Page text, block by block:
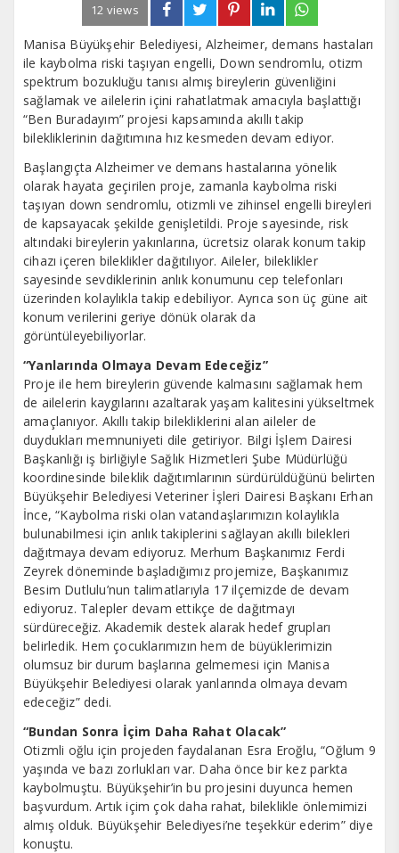
12 views
Manisa Büyükşehir Belediyesi, Alzheimer, demans hastaları
ile kaybolma riski taşıyan engelli, Down sendromlu, otizm
spektrum bozukluğu tanısı almış bireylerin güvenliğini
sağlamak ve ailelerin içini rahatlatmak amacıyla başlattığı
“Ben Buradayım” projesi kapsamında akıllı takip
bilekliklerinin dağıtımına hız kesmeden devam ediyor.
Başlangıçta Alzheimer ve demans hastalarına yönelik
olarak hayata geçirilen proje, zamanla kaybolma riski
taşıyan down sendromlu, otizmli ve zihinsel engelli bireyleri
de kapsayacak şekilde genişletildi. Proje sayesinde, risk
altındaki bireylerin yakınlarına, ücretsiz olarak konum takip
cihazı içeren bileklikler dağıtılıyor. Aileler, bileklikler
sayesinde sevdiklerinin anlık konumunu cep telefonları
üzerinden kolaylıkla takip edebiliyor. Ayrıca son üç güne ait
konum verilerini geriye dönük olarak da
görüntüleyebiliyorlar.
“Yanlarında Olmaya Devam Edeceğiz”
Proje ile hem bireylerin güvende kalmasını sağlamak hem
de ailelerin kaygılarını azaltarak yaşam kalitesini yükseltmek
amaçlanıyor. Akıllı takip bilekliklerini alan aileler de
duydukları memnuniyeti dile getiriyor. Bilgi İşlem Dairesi
Başkanlığı iş birliğiyle Sağlık Hizmetleri Şube Müdürlüğü
koordinesinde bileklik dağıtımlarının sürdürüldüğünü belirten
Büyükşehir Belediyesi Veteriner İşleri Dairesi Başkanı Erhan
İnce, “Kaybolma riski olan vatandaşlarımızın kolaylıkla
bulunabilmesi için anlık takiplerini sağlayan akıllı bilekleri
dağıtmaya devam ediyoruz. Merhum Başkanımız Ferdi
Zeyrek döneminde başladığımız projemize, Başkanımız
Besim Dutlulu’nun talimatlarıyla 17 ilçemizde de devam
ediyoruz. Talepler devam ettikçe de dağıtmayı
sürdüreceğiz. Akademik destek alarak hedef grupları
belirledik. Hem çocuklarımızın hem de büyüklerimizin
olumsuz bir durum başlarına gelmemesi için Manisa
Büyükşehir Belediyesi olarak yanlarında olmaya devam
edeceğiz” dedi.
“Bundan Sonra İçim Daha Rahat Olacak”
Otizmli oğlu için projeden faydalanan Esra Eroğlu, “Oğlum 9
yaşında ve bazı zorlukları var. Daha önce bir kez parkta
kaybolmuştu. Büyükşehir’in bu projesini duyunca hemen
başvurdum. Artık içim çok daha rahat, bileklikle önlemimizi
almış olduk. Büyükşehir Belediyesi’ne teşekkür ederim” diye
konuştu.